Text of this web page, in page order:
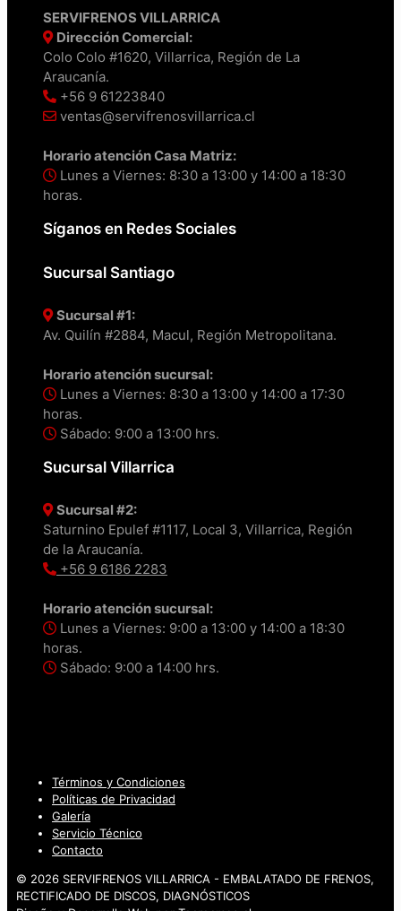
SERVIFRENOS VILLARRICA
Dirección Comercial:
Colo Colo #1620, Villarrica, Región de La
Araucanía.
+56 9 61223840
ventas@servifrenosvillarrica.cl
Horario atención Casa Matriz:
Lunes a Viernes: 8:30 a 13:00 y 14:00 a 18:30
horas.
Síganos en Redes Sociales
Sucursal Santiago
Sucursal #1:
Av. Quilín #2884, Macul, Región Metropolitana.
Horario atención sucursal:
Lunes a Viernes: 8:30 a 13:00 y 14:00 a 17:30
horas.
Sábado: 9:00 a 13:00 hrs.
Sucursal Villarrica
Sucursal #2:
Saturnino Epulef #1117, Local 3, Villarrica, Región
de la Araucanía.
+56 9 6186 2283
Horario atención sucursal:
Lunes a Viernes: 9:00 a 13:00 y 14:00 a 18:30
horas.
Sábado: 9:00 a 14:00 hrs.
Términos y Condiciones
Políticas de Privacidad
Galería
Servicio Técnico
Contacto
© 2026 SERVIFRENOS VILLARRICA - EMBALATADO DE FRENOS,
RECTIFICADO DE DISCOS, DIAGNÓSTICOS